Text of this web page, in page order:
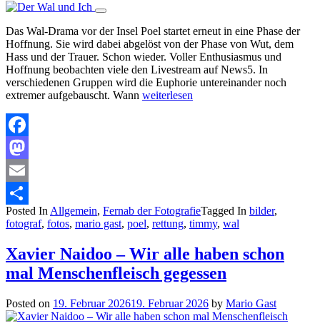
Das Wal-Drama vor der Insel Poel startet erneut in eine Phase der
Hoffnung. Sie wird dabei abgelöst von der Phase von Wut, dem
Hass und der Trauer. Schon wieder. Voller Enthusiasmus und
Hoffnung beobachten viele den Livestream auf News5. In
verschiedenen Gruppen wird die Euphorie untereinander noch
extremer aufgebauscht. Wann weiterlesen
Facebook
Mastodon
Email
Teilen
Posted In Allgemein, Fernab der FotografieTagged In bilder,
fotograf, fotos, mario gast, poel, rettung, timmy, wal
Xavier Naidoo – Wir alle haben schon
mal Menschenfleisch gegessen
Posted on 19. Februar 202619. Februar 2026 by Mario Gast